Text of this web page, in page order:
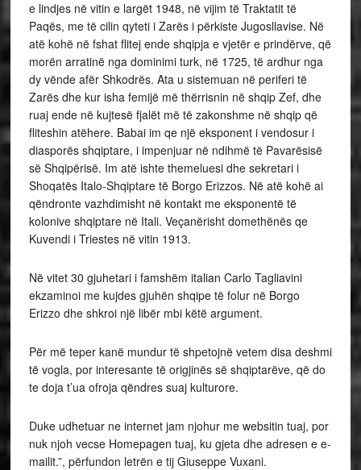
e lindjes në vitin e largët 1948, në vijim të Traktatit të
Paqës, me të cilin qyteti i Zarës i përkiste Jugosllavise. Në
atë kohë në fshat flitej ende shqipja e vjetër e prindërve, që
morën arratinë nga dominimi turk, në 1725, të ardhur nga
dy vënde afër Shkodrës. Ata u sistemuan në periferi të
Zarës dhe kur isha femijë më thërrisnin në shqip Zef, dhe
ruaj ende në kujtesë fjalët më të zakonshme në shqip që
fliteshin atëhere. Babai im qe një eksponent i vendosur i
diasporës shqiptare, i impenjuar në ndihmë të Pavarësisë
së Shqipërisë. Im atë ishte themeluesi dhe sekretari i
Shoqatës Italo-Shqiptare të Borgo Erizzos. Në atë kohë ai
qëndronte vazhdimisht në kontakt me eksponentë të
kolonive shqiptare në Itali. Veçanërisht domethënës qe
Kuvendi i Triestes në vitin 1913.
Në vitet 30 gjuhetari i famshëm italian Carlo Tagliavini
ekzaminoi me kujdes gjuhën shqipe të folur në Borgo
Erizzo dhe shkroi një libër mbi këtë argument.
Për më teper kanë mundur të shpetojnë vetem disa deshmi
të vogla, por interesante të origjinës së shqiptarëve, që do
te doja t’ua ofroja qëndres suaj kulturore.
Duke udhetuar ne internet jam njohur me websitin tuaj, por
nuk njoh vecse Homepagen tuaj, ku gjeta dhe adresen e e-
mailit.”, përfundon letrën e tij Giuseppe Vuxani.